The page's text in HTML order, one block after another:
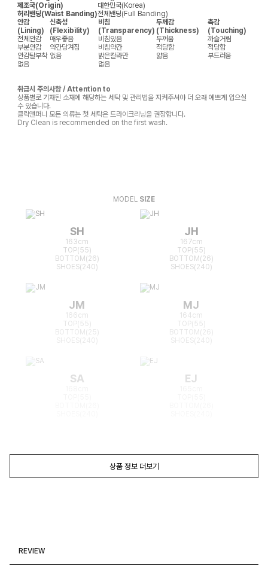
제조국(Origin)
대한민국(Korea)
허리밴딩(Waist Banding)전체밴딩(Full Banding)
안감
(Lining)
신축성
(Flexibility)
비침
(Transparency)
두께감
(Thickness)
촉감
(Touching)
전체안감
매우좋음 비침있음 두꺼움
까슬거림
부분안감
약간당겨짐 비침약간 적당함
적당함
안감탈부착 없음 밝은칼라만 얇음
부드러움
없음
없음
취급시 주의사항 / Attention to
상품별로 기재된 소재에 해당하는 세탁 및 관리법을 지켜주셔야 더 오래 예쁘게 입으실
수 있습니다.
클릭앤퍼니 모든 의류는 첫 세탁은 드라이크리닝을 권장합니다.
Dry Clean is recommended on the first wash.
MODEL SIZE
SH
163cm
TOP(55)
BOTTOM(26)
SHOES(240)
JH
167cm
TOP(55)
BOTTOM(26)
SHOES(240)
JM
166cm
TOP(55)
BOTTOM(25)
MJ
164cm
TOP(55)
BOTTOM(26)
SA EJ
상품 정보 더보기
REVIEW